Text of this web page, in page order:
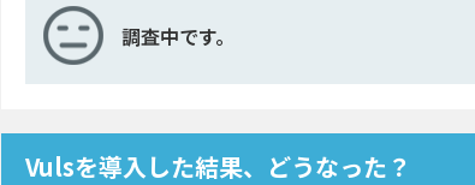
調査中です。
Vulsを導入した結果、どうなった？